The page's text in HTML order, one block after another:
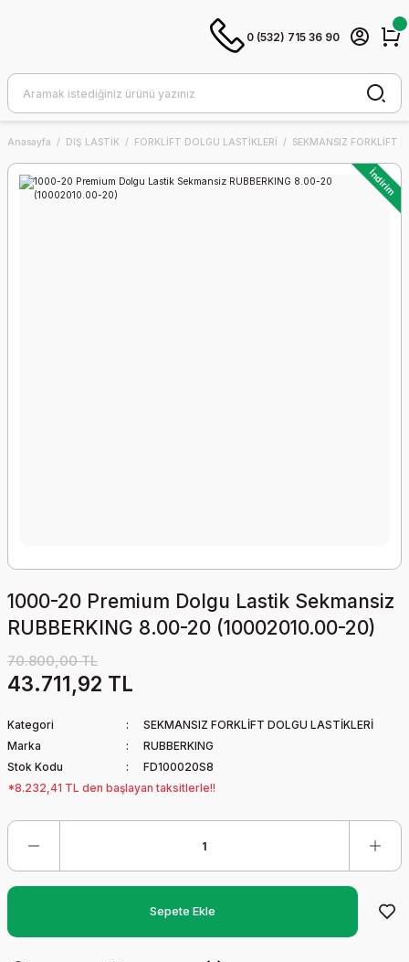
0 (532) 715 36 90
Anasayfa DIŞ LASTİK FORKLİFT DOLGU LASTİKLERİ SEKMANSIZ FORKLİFT
İndirim
1000-20 Premium Dolgu Lastik Sekmansiz
RUBBERKING 8.00-20 (10002010.00-20)
70.800,00 TL
43.711,92 TL
Kategori
SEKMANSIZ FORKLİFT DOLGU LASTİKLERİ
Marka
RUBBERKING
Stok Kodu
FD100020S8
*8.232,41 TL den başlayan taksitlerle!!
Sepete Ekle